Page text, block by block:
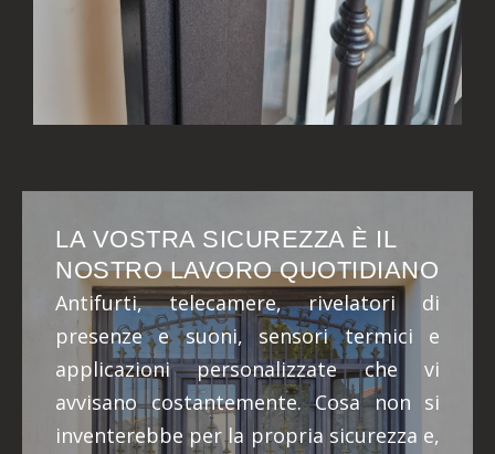
LA VOSTRA SICUREZZA È IL
NOSTRO LAVORO QUOTIDIANO
Antifurti, telecamere, rivelatori di
presenze e suoni, sensori termici e
applicazioni personalizzate che vi
avvisano costantemente. Cosa non si
inventerebbe per la propria sicurezza e,